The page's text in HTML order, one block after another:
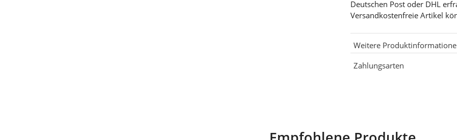
Deutschen Post oder DHL
Versandkostenfreie Artikel
Weitere
Zahlungsarten